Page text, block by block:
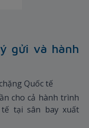
gửi và hành
Quốc tế
cho cả hành trình
tại sân bay xuất